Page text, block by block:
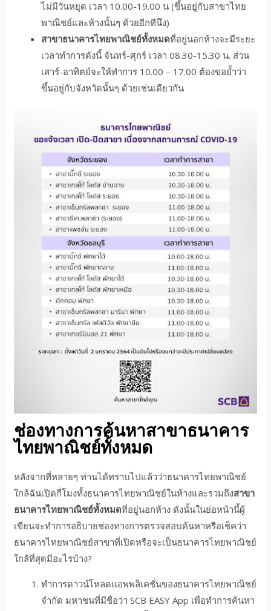
ไม่มีวันหยุด เวลา 10.00-19.00 น (ขึ้นอยู่กับสาขาไทย
พาณิชย์และห้างนั้นๆ ด้วยอีกทีนึง)
สาขาธนาคารไทยพาณิชย์ทั้งหมดที่อยู่นอกห้างจะมีระยะ
เวลาทำการดังนี้ จันทร์-ศุกร์ เวลา 08.30-15.30 น. ส่วน
เสาร์-อาทิตย์จะให้ทำการ 10.00 – 17.00 ต้องขอย้ำว่า
ขึ้นอยู่กับจังหวัดนั้นๆ ด้วยเช่นเดียวกัน
ช่องทางการค้นหาสาขาธนาคาร
ไทยพาณิชย์ทั้งหมด
หลังจากที่หลายๆ ท่านได้ทราบไปแล้วว่าธนาคารไทยพาณิชย์
ใกล้ฉันเปิดกี่โมงทั้งธนาคารไทยพาณิชย์ในห้างและรวมถึงสาขา
ธนาคารไทยพาณิชย์ทั้งหมดที่อยู่นอกห้าง ดังนั้นในย่อหน้านี้ผู้
เขียนจะทำการอธิบายช่องทางการตรวจสอบค้นหาหรือเช็คว่า
ธนาคารไทยพาณิชย์สาขาที่เปิดหรือจะเป็นธนาคารไทยพาณิชย์
ใกล้ที่สุดมีอะไรบ้าง?
ทำการดาวน์โหลดแอพพลิเคชั่นของธนาคารไทยพาณิชย์
จำกัด มหาชนที่มีชื่อว่า SCB EASY App เพื่อทำการค้นหา